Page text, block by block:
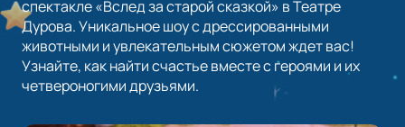
спектакле «Вслед за старой сказкой» в Театре
Дурова. Уникальное шоу с дрессированными
животными и увлекательным сюжетом ждет вас!
Узнайте, как найти счастье вместе с героями и их
четвероногими друзьями.